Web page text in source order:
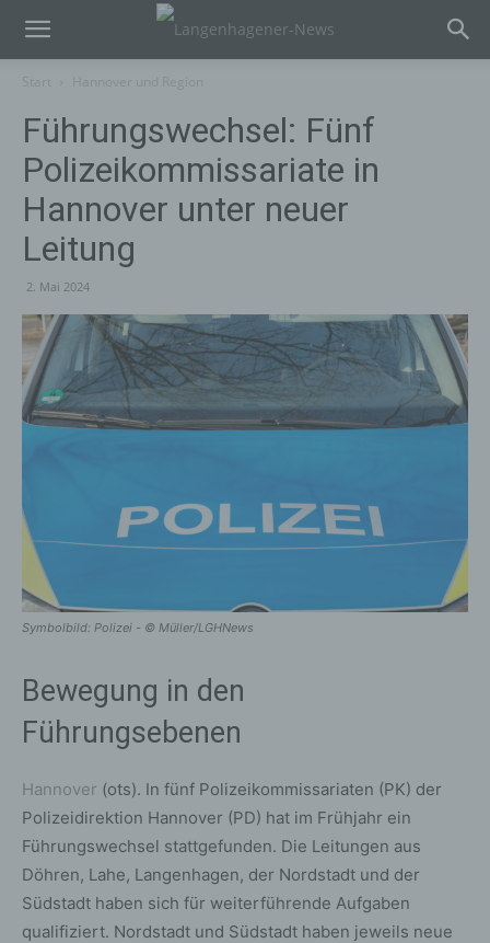
Führungswechsel: Fünf
Polizeikommissariate in
Hannover unter neuer
Leitung
2. Mai 2024
Symbolbild: Polizei - © Müller/LGHNews
Bewegung in den
Führungsebenen
Hannover (ots). In fünf Polizeikommissariaten (PK) der
Polizeidirektion Hannover (PD) hat im Frühjahr ein
Führungswechsel stattgefunden. Die Leitungen aus
Döhren, Lahe, Langenhagen, der Nordstadt und der
Südstadt haben sich für weiterführende Aufgaben
qualifiziert. Nordstadt und Südstadt haben jeweils neue